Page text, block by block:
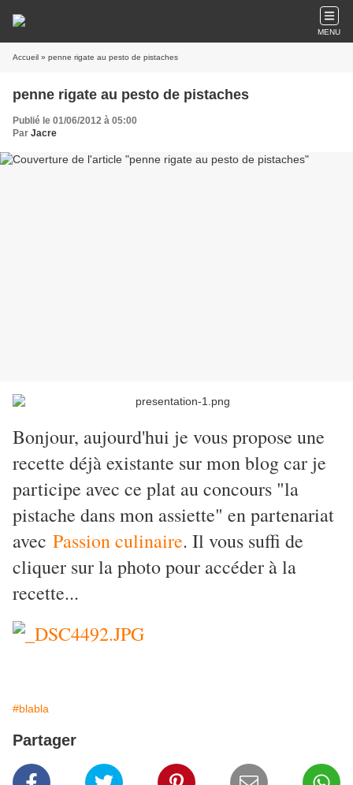
MENU
Accueil » penne rigate au pesto de pistaches
penne rigate au pesto de pistaches
Publié le 01/06/2012 à 05:00
Par Jacre
Bonjour, aujourd'hui je vous propose une
recette déjà existante sur mon blog car je
participe avec ce plat au concours "la
pistache dans mon assiette" en partenariat
avec Passion culinaire. Il vous suffi de
cliquer sur la photo pour accéder à la
recette...
#blabla
Partager